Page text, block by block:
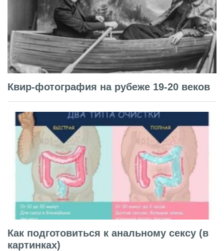
Квир-фотография на рубеже 19-20 веков
Как подготовиться к анальному сексу (в
картинках)